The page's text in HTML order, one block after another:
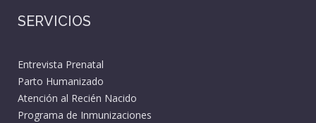
SERVICIOS
Entrevista Prenatal
Parto Humanizado
Atención al Recién Nacido
Programa de Inmunizaciones